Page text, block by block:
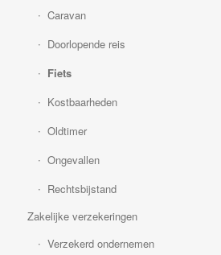
Caravan
Doorlopende reis
Fiets
Kostbaarheden
Oldtimer
Ongevallen
Rechtsbijstand
Zakelijke verzekeringen
Verzekerd ondernemen